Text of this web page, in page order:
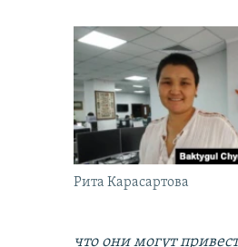
Рита Карасартова
что они могут